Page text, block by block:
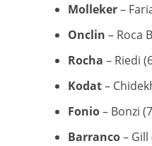
Molleker–
Onclin – Roca
Rocha – Riedi
Kodat–
Fonio– Bonzi
Barranco– Gill